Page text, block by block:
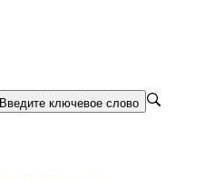
Введите ключевое слово